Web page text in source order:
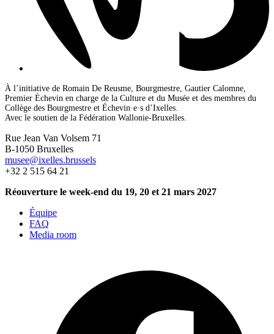
À l’initiative de Romain De Reusme, Bourgmestre, Gautier Calomne,
Premier Échevin en charge de la Culture et du Musée et des membres du
Collège des Bourgmestre et Échevin·e·s d’Ixelles.
Avec le soutien de la Fédération Wallonie-Bruxelles.
Rue Jean Van Volsem 71
B-1050 Bruxelles
musee@ixelles.brussels
+32 2 515 64 21
Réouverture le week-end du 19, 20 et 21 mars 2027
Équipe
FAQ
Media room